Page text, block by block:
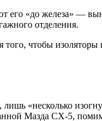
его «до железа» —
отделения.
чтобы
«несколько
Мазда CX-5,